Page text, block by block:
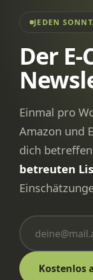
JEDEN
Der
Einmal pro
Amazon und
dich
betreuten
Kostenlos